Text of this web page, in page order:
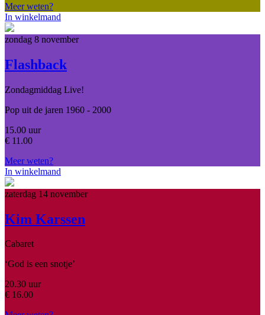
Meer weten?
In winkelmand
zondag 8 november
Flashback
Zondagmiddag Live!
Pop uit de jaren 1960 - 2000
15.00 uur
€ 11.00
Meer weten?
In winkelmand
zaterdag 14 november
Kim Karssen
Cabaret
‘God is een snotje’
20.30 uur
€ 16.00